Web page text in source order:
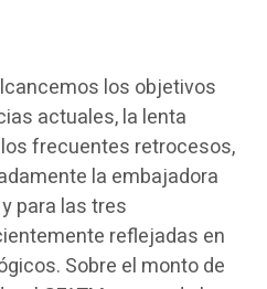
los objetivos
actuales, la lenta
frecuentes retrocesos,
la embajadora
para las tres
reflejadas en
Sobre el monto de